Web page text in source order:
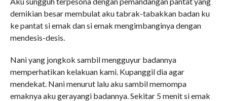
demikian besar membulat aku tabrak-tabakkan badan ku
ke pantat si emak dan si emak mengimbanginya dengan
mendesis-desis.
Nani yang jongkok sambil mengguyur badannya
memperhatikan kelakuan kami. Kupanggil dia agar
mendekat. Nani menurut lalu aku sambil memompa
emaknya aku gerayangi badannya. Sekitar 5 menit si emak